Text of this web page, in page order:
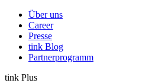
Über uns
Career
Presse
tink Blog
Partnerprogramm
tink Plus